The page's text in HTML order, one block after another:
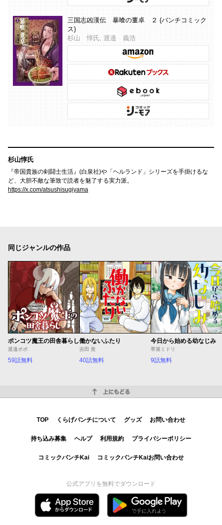
三国志凶漢伝 暴喰の董卓 ２ (バンチコミック
ス)
杉山 惇氏, 渡邉 義浩
杉山惇氏
『帝国貴族の剣闘士生活』(白泉社)や「ヘルランド」シリーズを手掛けるな
ど、大胆不敵な筆致で読者を魅了する実力派。
https://x.com/atsushisugiyama
同じジャンルの作品
ポンコツ魔王の田舎暮らし
渡邉ポポ
59話無料
働かないふたり
吉田 覚
40話無料
今日から始める幼なじみ
帯屋ミドリ
9話無料
TOP くらげバンチについて グッズ お問い合わせ
持ち込み募集 ヘルプ 利用規約 プライバシーポリシー
コミックバンチKai コミックバンチKaiお問い合わせ
公式アプリを無料でダウンロード